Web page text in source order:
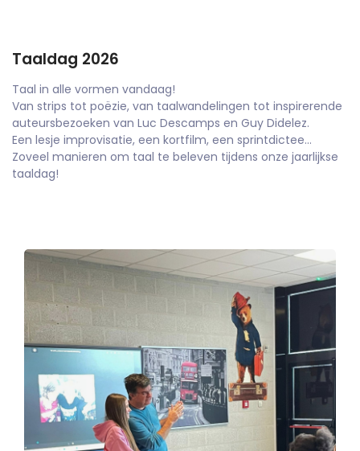
Taaldag 2026
Taal in alle vormen vandaag!
Van strips tot poëzie, van taalwandelingen tot inspirerende
auteursbezoeken van Luc Descamps en Guy Didelez.
Een lesje improvisatie, een kortfilm, een sprintdictee…
Zoveel manieren om taal te beleven tijdens onze jaarlijkse
taaldag!